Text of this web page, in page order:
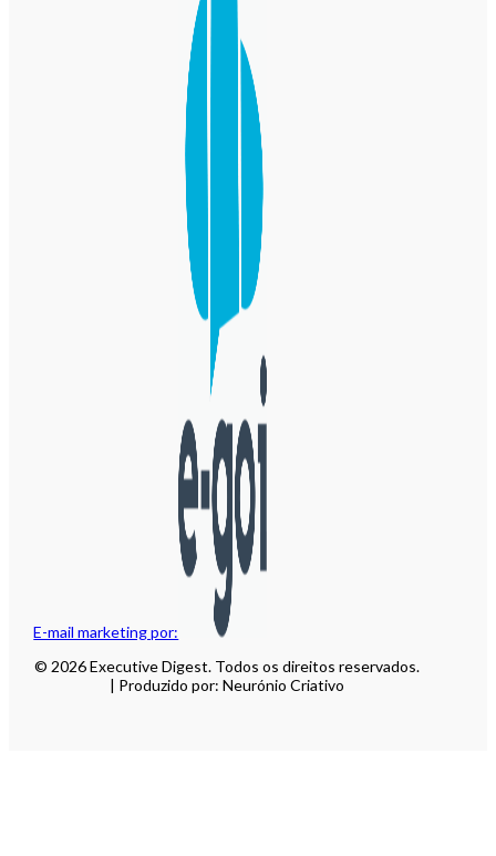
E-mail marketing por:
© 2026 Executive Digest. Todos os direitos reservados.
| Produzido por: Neurónio Criativo